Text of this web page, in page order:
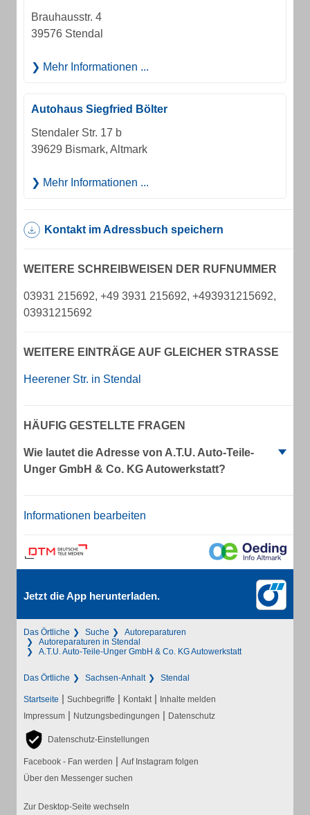
Brauhausstr. 4
39576 Stendal
Mehr Informationen ...
Autohaus Siegfried Bölter
Stendaler Str. 17 b
39629 Bismark, Altmark
Mehr Informationen ...
Kontakt im Adressbuch speichern
WEITERE SCHREIBWEISEN DER RUFNUMMER
03931 215692, +49 3931 215692, +493931215692,
03931215692
WEITERE EINTRÄGE AUF GLEICHER STRASSE
Heerener Str. in Stendal
HÄUFIG GESTELLTE FRAGEN
Wie lautet die Adresse von A.T.U. Auto-Teile-
Unger GmbH & Co. KG Autowerkstatt?
Informationen bearbeiten
Jetzt die App herunterladen.
Das Örtliche Suche
Autoreparaturen
Autoreparaturen in Stendal
A.T.U. Auto-Teile-Unger GmbH & Co. KG Autowerkstatt
Das Örtliche Sachsen-Anhalt Stendal
Startseite | Suchbegriffe | Kontakt | Inhalte melden
Impressum | Nutzungsbedingungen | Datenschutz
Datenschutz-Einstellungen
Facebook - Fan werden | Auf Instagram folgen
Über den Messenger suchen
Zur Desktop-Seite wechseln